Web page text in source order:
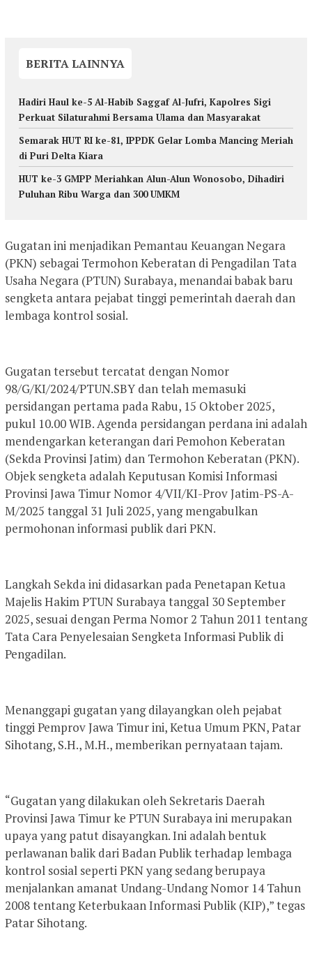
BERITA LAINNYA
Hadiri Haul ke-5 Al-Habib Saggaf Al-Jufri, Kapolres Sigi
Perkuat Silaturahmi Bersama Ulama dan Masyarakat
Semarak HUT RI ke-81, IPPDK Gelar Lomba Mancing Meriah
di Puri Delta Kiara
HUT ke-3 GMPP Meriahkan Alun-Alun Wonosobo, Dihadiri
Puluhan Ribu Warga dan 300 UMKM
Gugatan ini menjadikan Pemantau Keuangan Negara
(PKN) sebagai Termohon Keberatan di Pengadilan Tata
Usaha Negara (PTUN) Surabaya, menandai babak baru
sengketa antara pejabat tinggi pemerintah daerah dan
lembaga kontrol sosial.
Gugatan tersebut tercatat dengan Nomor
98/G/KI/2024/PTUN.SBY dan telah memasuki
persidangan pertama pada Rabu, 15 Oktober 2025,
pukul 10.00 WIB. Agenda persidangan perdana ini adalah
mendengarkan keterangan dari Pemohon Keberatan
(Sekda Provinsi Jatim) dan Termohon Keberatan (PKN).
Objek sengketa adalah Keputusan Komisi Informasi
Provinsi Jawa Timur Nomor 4/VII/KI-Prov Jatim-PS-A-
M/2025 tanggal 31 Juli 2025, yang mengabulkan
permohonan informasi publik dari PKN.
Langkah Sekda ini didasarkan pada Penetapan Ketua
Majelis Hakim PTUN Surabaya tanggal 30 September
2025, sesuai dengan Perma Nomor 2 Tahun 2011 tentang
Tata Cara Penyelesaian Sengketa Informasi Publik di
Pengadilan.
Menanggapi gugatan yang dilayangkan oleh pejabat
tinggi Pemprov Jawa Timur ini, Ketua Umum PKN, Patar
Sihotang, S.H., M.H., memberikan pernyataan tajam.
“Gugatan yang dilakukan oleh Sekretaris Daerah
Provinsi Jawa Timur ke PTUN Surabaya ini merupakan
upaya yang patut disayangkan. Ini adalah bentuk
perlawanan balik dari Badan Publik terhadap lembaga
kontrol sosial seperti PKN yang sedang berupaya
menjalankan amanat Undang-Undang Nomor 14 Tahun
2008 tentang Keterbukaan Informasi Publik (KIP),” tegas
Patar Sihotang.